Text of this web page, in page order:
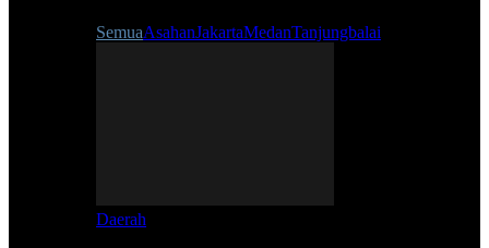
SemuaAsahanJakartaMedanTanjungbalai
Daerah